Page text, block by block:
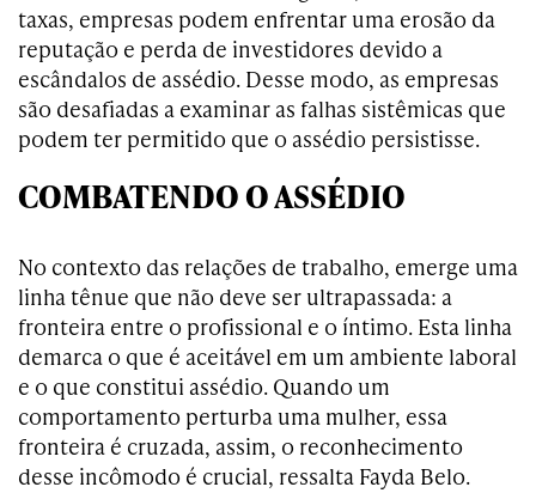
taxas, empresas podem enfrentar uma erosão da
reputação e perda de investidores devido a
escândalos de assédio. Desse modo, as empresas
são desafiadas a examinar as falhas sistêmicas que
podem ter permitido que o assédio persistisse.
COMBATENDO O ASSÉDIO
No contexto das relações de trabalho, emerge uma
linha tênue que não deve ser ultrapassada: a
fronteira entre o profissional e o íntimo. Esta linha
demarca o que é aceitável em um ambiente laboral
e o que constitui assédio. Quando um
comportamento perturba uma mulher, essa
fronteira é cruzada, assim, o reconhecimento
desse incômodo é crucial, ressalta Fayda Belo.